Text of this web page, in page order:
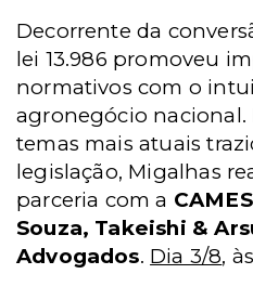
Decorrente da
lei 13.986 promoveu
normativos com o
agronegócio nacional.
temas mais atuais
legislação, Migalhas
parceria com a CAMES
Souza, Takeishi &
Advogados. Dia 3/8,